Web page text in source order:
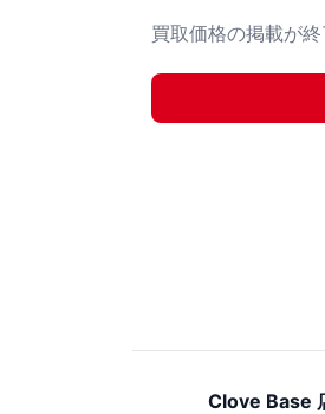
買取価格の掲載が
Clove Base